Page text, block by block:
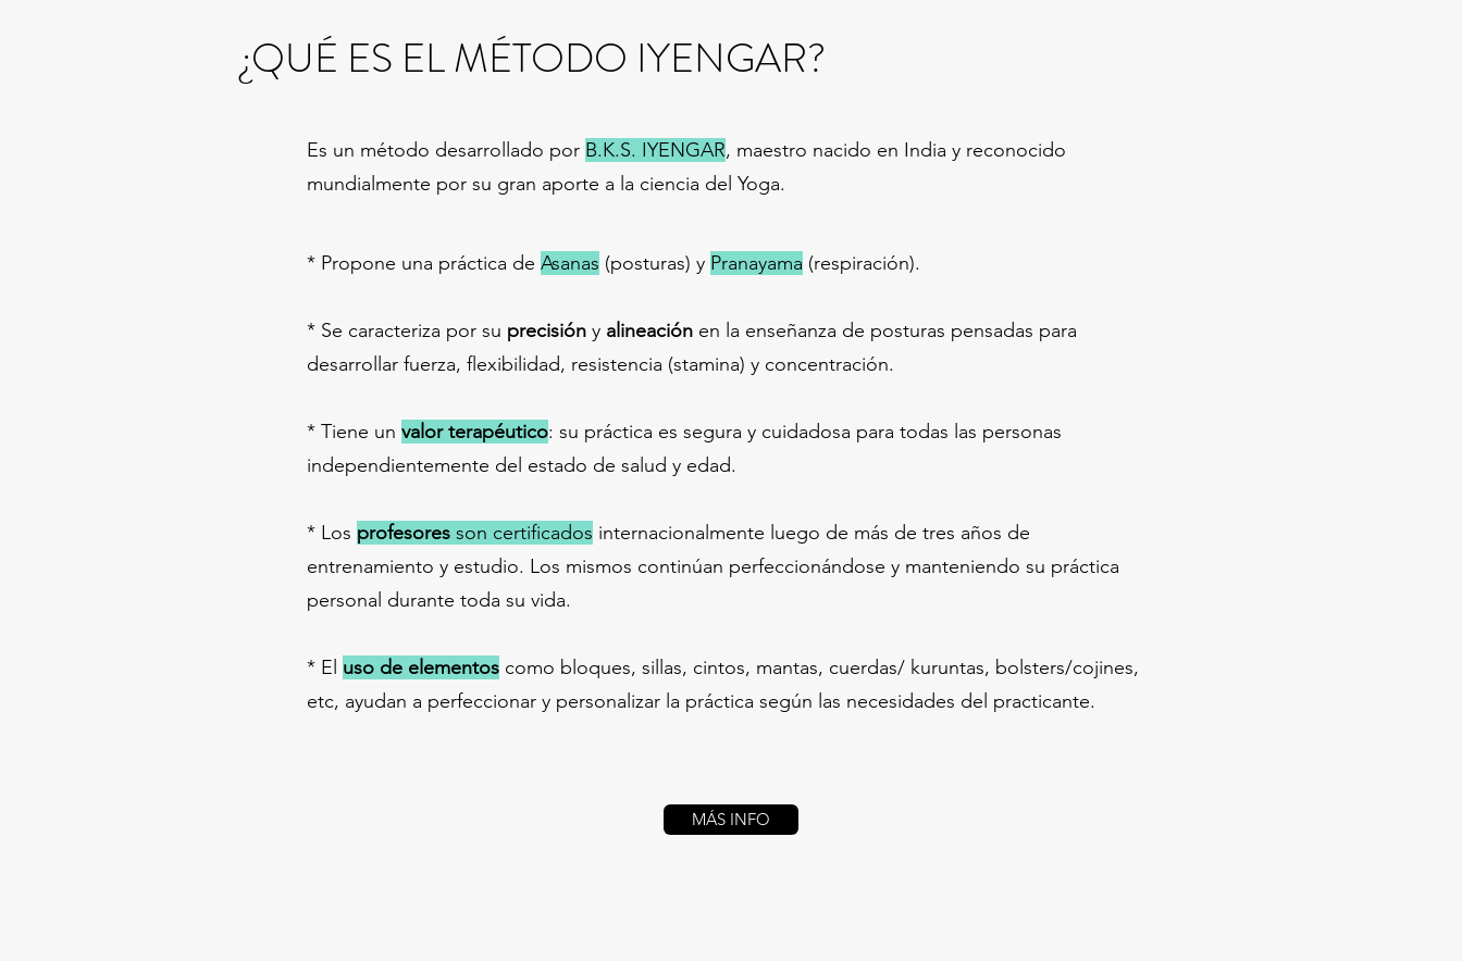
¿QUÉ ES EL MÉTODO IYENGAR?
Es un método desarrollado por B.K.S. IYENGAR, maestro nacido en India y reconocido
mundialmente por su gran aporte a la ciencia del Yoga.
* Propone una práctica de Asanas (posturas) y Pranayama (respiración).
* Se caracteriza por su precisión y alineación en la enseñanza de posturas pensadas para
desarrollar fuerza, flexibilidad, resistencia (stamina) y concentración.
* Tiene un valor terapéutico: su práctica es segura y cuidadosa para todas las personas
independientemente del estado de salud y edad.
* Los profesores son certificados internacionalmente luego de más de tres años de
entrenamiento y estudio. Los mismos continúan perfeccionándose y manteniendo su práctica
personal durante toda su vida.
* El uso de elementos como bloques, sillas, cintos, mantas, cuerdas/ kuruntas, bolsters/cojines,
etc, ayudan a perfeccionar y personalizar la práctica según las necesidades del practicante.
MÁS INFO